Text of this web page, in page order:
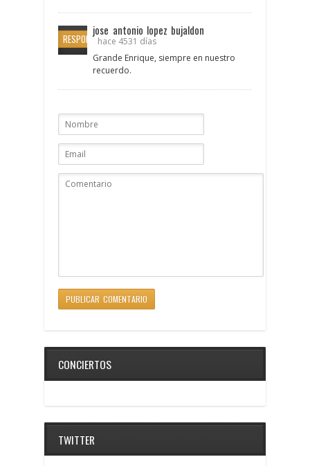
RESPONDER
jose antonio lopez bujaldon
hace 4531 días
Grande Enrique, siempre en nuestro
recuerdo.
CONCIERTOS
TWITTER